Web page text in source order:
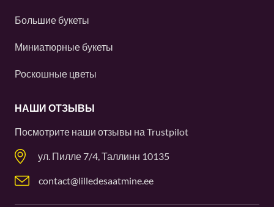
Большие букеты
Миниатюрные букеты
Роскошные цветы
НАШИ ОТЗЫВЫ
Посмотрите наши отзывы на Trustpilot
ул. Пилле 7/4, Таллинн 10135
contact@lilledesaatmine.ee